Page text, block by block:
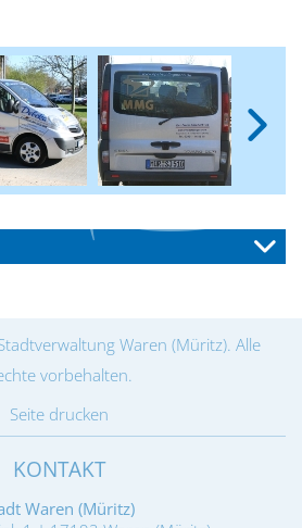
Waren (Müritz). Alle
vorbehalten.
Seite drucken
KONTAKT
Waren (Müritz)